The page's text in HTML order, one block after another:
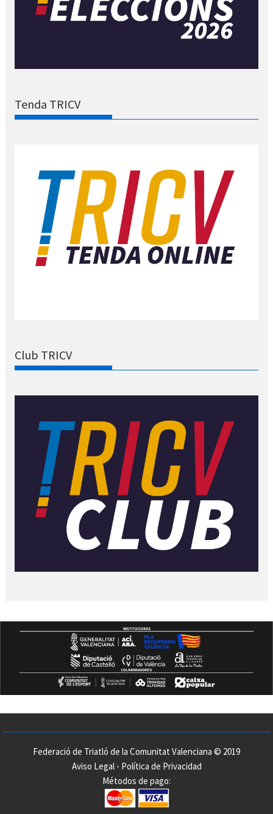
Tenda TRICV
Club TRICV
Federació de Triatló de la Comunitat Valenciana © 2019
Aviso Legal- Política de Privacidad
Métodos de pago: